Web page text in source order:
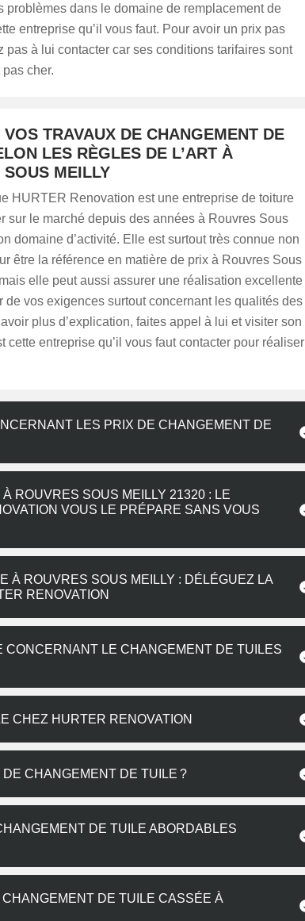
problèmes dans le domaine de remplacement de
entreprise qu’il vous faut. Pour avoir un prix pas
pas à lui contacter car ses conditions tarifaires sont
cher.
TRAVAUX DE CHANGEMENT DE
LES RÈGLES DE L’ART À
SOUS MEILLY
HURTER Renovation est une entreprise de toiture
sur le marché depuis des années à Rouvres Sous
domaine d’activité. Elle est surtout très connue non
être la référence en matière de prix à Rouvres Sous
elle peut aussi assurer une réalisation excellente
de vos exigences surtout concernant les qualités des
plus d’explication, faites appel à lui et visiter son
cette entreprise qu’il vous faut contacter pour réaliser
LES PRIX DE CHANGEMENT DE
ROUVRES SOUS MEILLY 21320 : LE
VOUS LE PRÉPARE SANS VOUS
À ROUVRES SOUS MEILLY : DÉLÉGUEZ LA
RENOVATION
CONCERNANT LE CHANGEMENT DE TUILES
CHEZ HURTER RENOVATION
CHANGEMENT DE TUILE ?
DE TUILE ABORDABLES
DE TUILE CASSÉE À